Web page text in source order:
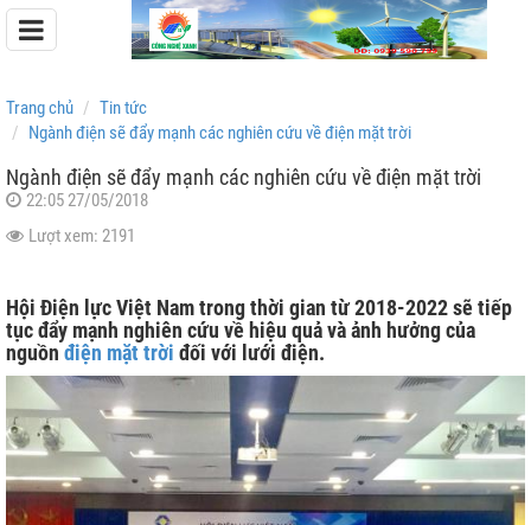
Pin Lưu Trữ Easyway
Trang chủ
Tin tức
Ngành điện sẽ đẩy mạnh các nghiên cứu về điện mặt trời
Ngành điện sẽ đẩy mạnh các nghiên cứu về điện mặt trời
22:05 27/05/2018
Lượt xem: 2191
Hội Điện lực Việt Nam trong thời gian từ 2018-2022 sẽ tiếp
tục đẩy mạnh nghiên cứu về hiệu quả và ảnh hưởng của
nguồn điện mặt trời đối với lưới điện.